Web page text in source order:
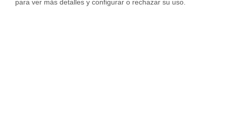
para ver más detalles y configurar o rechazar su uso.